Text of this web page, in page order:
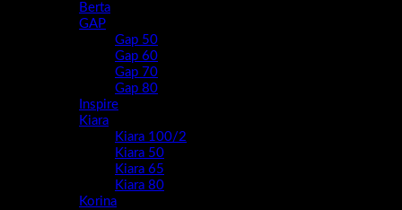
Berta
GAP
Gap 50
Gap 60
Gap 70
Gap 80
Inspire
Kiara
Kiara 100/2
Kiara 50
Kiara 65
Kiara 80
Korina